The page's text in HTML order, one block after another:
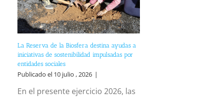
La Reserva de la Biosfera destina ayudas a
iniciativas de sostenibilidad impulsadas por
entidades sociales
Publicado el 10 julio , 2026 |
En el presente ejercicio 2026, las